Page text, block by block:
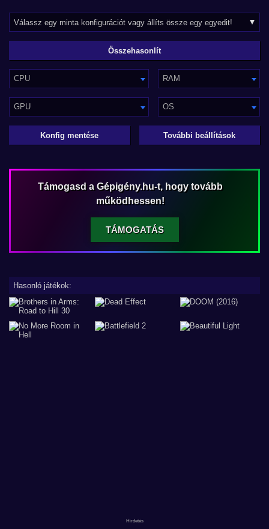
CPU RAM
GPU OS
Konfig mentése További beállítások
Támogasd a Gépigény.hu-t, hogy tovább
működhessen!
TÁMOGATÁS
Hasonló játékok: